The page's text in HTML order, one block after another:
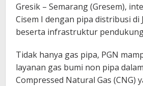
Gresik – Semarang (Gresem),
Cisem I dengan pipa distribusi di
beserta infrastruktur
Tidak hanya gas pipa, PGN
layanan gas bumi non pipa
Compressed Natural Gas (CNG)